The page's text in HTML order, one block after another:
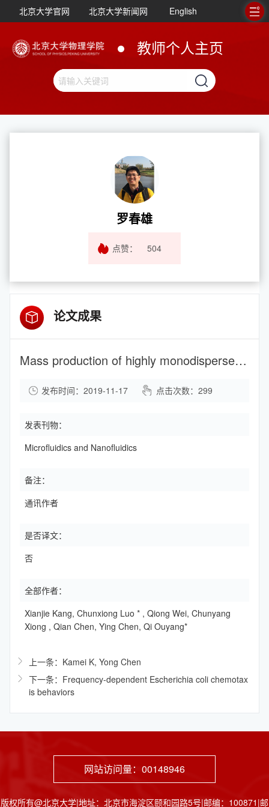
北京大学官网 北京大学新闻网 English
教师个人主页
罗春雄
点赞： 504
论文成果
Mass production of highly monodisperse polymeric nanoparticles by parallel flow focusing system
发布时间：2019-11-17 点击次数： 299
发表刊物：
Microfluidics and Nanofluidics
备注：
通讯作者
是否译文：
否
全部作者：
Xianjie Kang, Chunxiong Luo * , Qiong Wei, Chunyang
Xiong , Qian Chen, Ying Chen, Qi Ouyang*
上一条：Kamei K, Yong Chen
下一条：Frequency-dependent Escherichia coli chemotax
is behaviors
网站访问量： 00148946
版权所有@北京大学|地址：北京市海淀区颐和园路5号|邮编：100871|邮